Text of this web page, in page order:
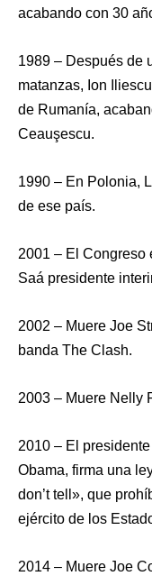
acabando con 30
1989 – Después de
matanzas, Ion
de Rumanía,
Ceauşescu.
1990 – En Polonia,
de ese país.
2001 – El Congreso
Saá presidente
2002 – Muere Joe
banda The Clash.
2003 – Muere Nelly
2010 – El
Obama, firma una
don’t tell», que
ejército de los
2014 – Muere Joe